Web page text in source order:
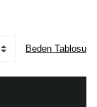
Beden Tablosu